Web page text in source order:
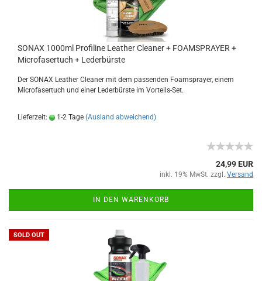
SONAX 1000ml Profiline Leather Cleaner + FOAMSPRAYER +
Microfasertuch + Lederbürste
Der SONAX Leather Cleaner mit dem passenden Foamsprayer, einem
Microfasertuch und einer Lederbürste im Vorteils-Set.
Lieferzeit: 1-2 Tage (Ausland abweichend)
24,99 EUR
inkl. 19% MwSt. zzgl. Versand
IN DEN WARENKORB
SOLD OUT